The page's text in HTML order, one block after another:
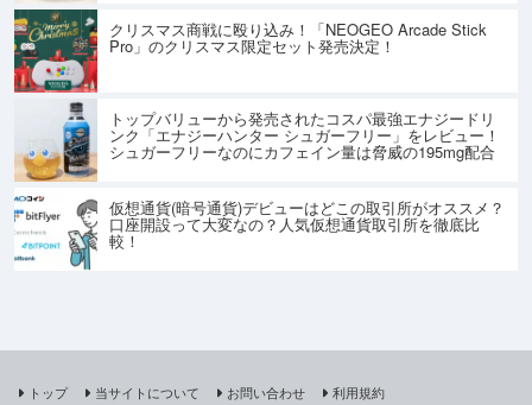
クリスマス商戦に殴り込み！「NEOGEO Arcade Stick
Pro」のクリスマス限定セット発売決定！
トップバリューから発売されたコスパ最強エナジードリ
ンク「エナジーハンター シュガーフリー」をレビュー！
シュガーフリーなのにカフェイン量は脅威の195mg配合
仮想通貨(暗号通貨)デビューはどこの取引所がオススメ？
口座開設って大変なの？人気仮想通貨取引所を徹底比
較！
トップ 当サイトについて お問い合わせ 利用規約